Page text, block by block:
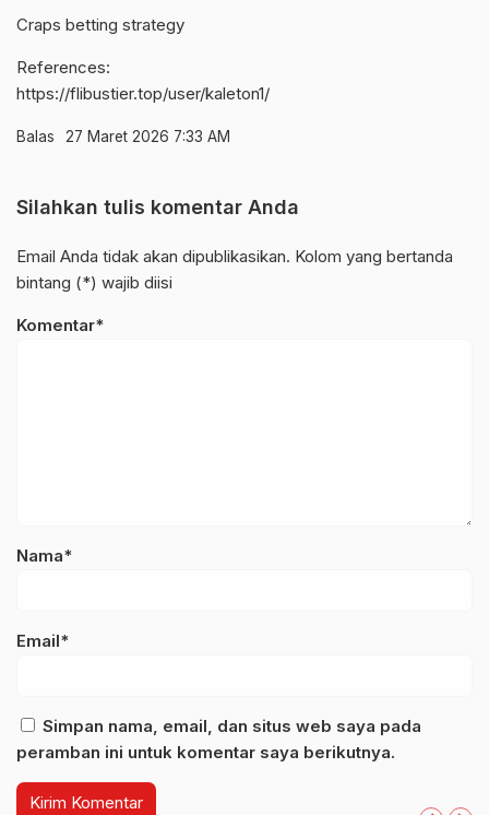
Craps betting strategy
References:
https://flibustier.top/user/kaleton1/
Balas 27 Maret 2026 7:33 AM
Silahkan tulis komentar Anda
Email Anda tidak akan dipublikasikan. Kolom yang bertanda
bintang (*) wajib diisi
Komentar*
Nama*
Email*
Simpan nama, email, dan situs web saya pada
peramban ini untuk komentar saya berikutnya.